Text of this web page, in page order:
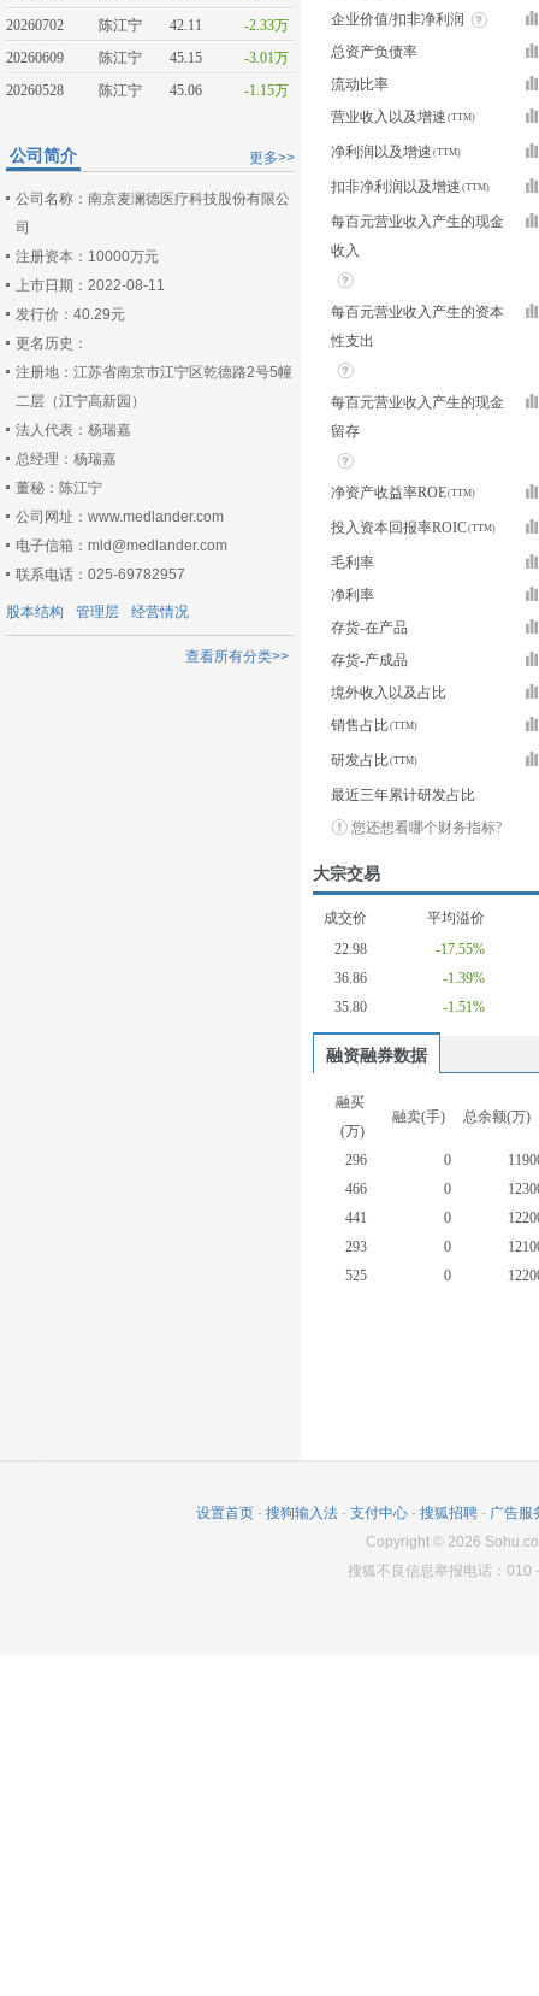
20260702
陈江宁 42.11
-2.33万
20260609
陈江宁 45.15
-3.01万
20260528
陈江宁 45.06 -1.15万
更多>>
公司简介
公司名称：南京麦澜德医疗科技股份有限公
司
注册资本：10000万元
上市日期：2022-08-11
发行价：40.29元
更名历史：
注册地：江苏省南京市江宁区乾德路2号5幢
二层（江宁高新园）
法人代表：杨瑞嘉
总经理：杨瑞嘉
董秘：陈江宁
公司网址：www.medlander.com
电子信箱：mld@medlander.com
联系电话：025-69782957
股本结构 管理层 经营情况
查看所有分类>>
企业价值/扣非净利润
总资产负债率
流动比率
营业收入以及增速
净利润以及增速
扣非净利润以及增速
每百元营业收入产生的现金
收入
每百元营业收入产生的资本
性支出
每百元营业收入产生的现金
留存
净资产收益率ROE
投入资本回报率ROIC
毛利率
净利率
存货-在产品
存货-产成品
境外收入以及占比
销售占比
研发占比
最近三年累计研发占比
您还想看哪个财务指标?
大宗交易
成交价
平均溢价
22.98
-17.55%
36.86
-1.39%
35.80
-1.51%
融资融券数据
融买
(万)
融卖(手) 总余额(万)
296 0
466
0
441
0
293
0
525
0
设置首页 - 搜狗输入法 - 支付中心 - 搜狐招聘 - 广告服
Copyright© 2026
搜狐不良信息举报电话：010